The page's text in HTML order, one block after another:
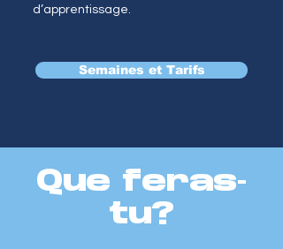
d’apprentissage.
Semaines et Tarifs
Que feras-
tu?